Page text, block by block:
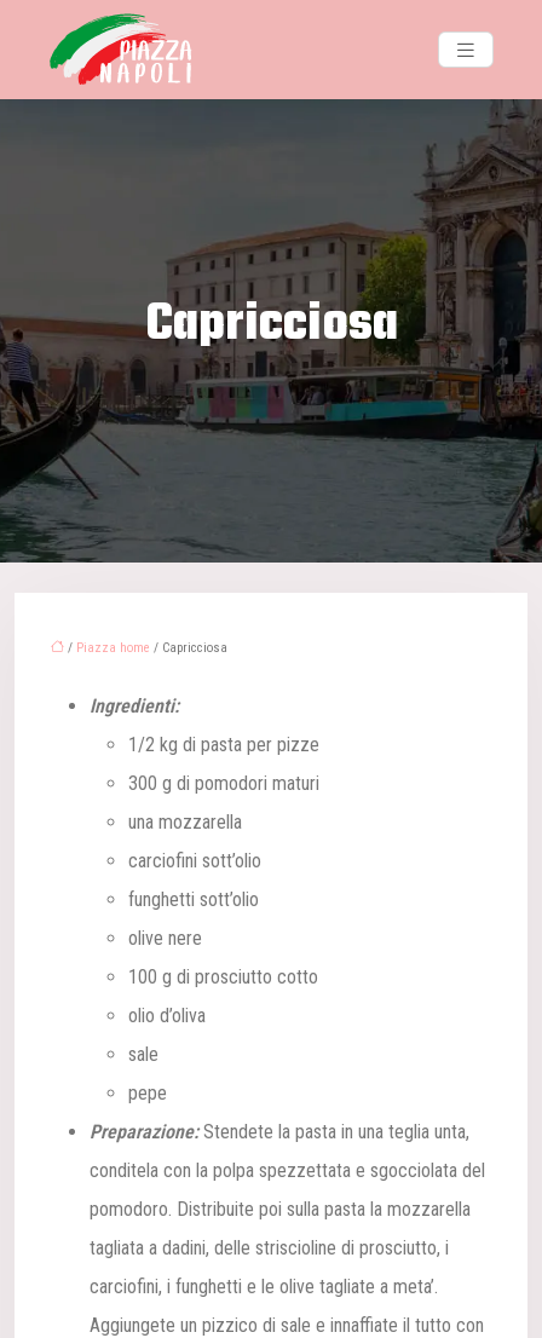
Capricciosa
/ Piazza home / Capricciosa
Ingredienti:
1/2 kg di pasta per pizze
300 g di pomodori maturi
una mozzarella
carciofini sott’olio
funghetti sott’olio
olive nere
100 g di prosciutto cotto
olio d’oliva
sale
pepe
Preparazione:Stendete la pasta in una teglia unta,
conditela con la polpa spezzettata e sgocciolata del
pomodoro. Distribuite poi sulla pasta la mozzarella
tagliata a dadini, delle striscioline di prosciutto, i
carciofini, i funghetti e le olive tagliate a meta’.
Aggiungete un pizzico di sale e innaffiate il tutto con